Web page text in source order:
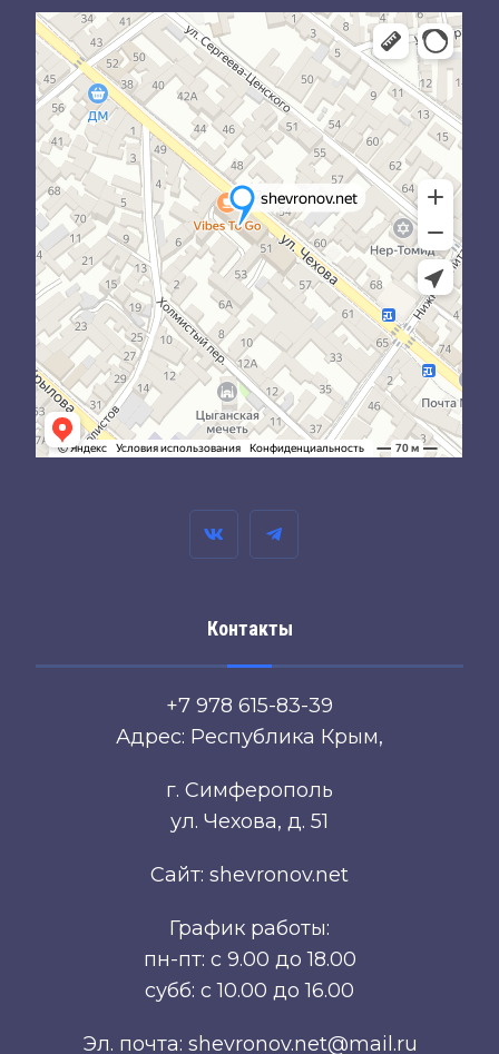
Контакты
+7 978 615-83-39
Адрес: Республика Крым,
г. Симферополь
ул. Чехова, д. 51
Сайт: shevronov.net
График работы:
пн-пт: с 9.00 до 18.00
субб: с 10.00 до 16.00
Эл. почта: shevronov.net@mail.ru